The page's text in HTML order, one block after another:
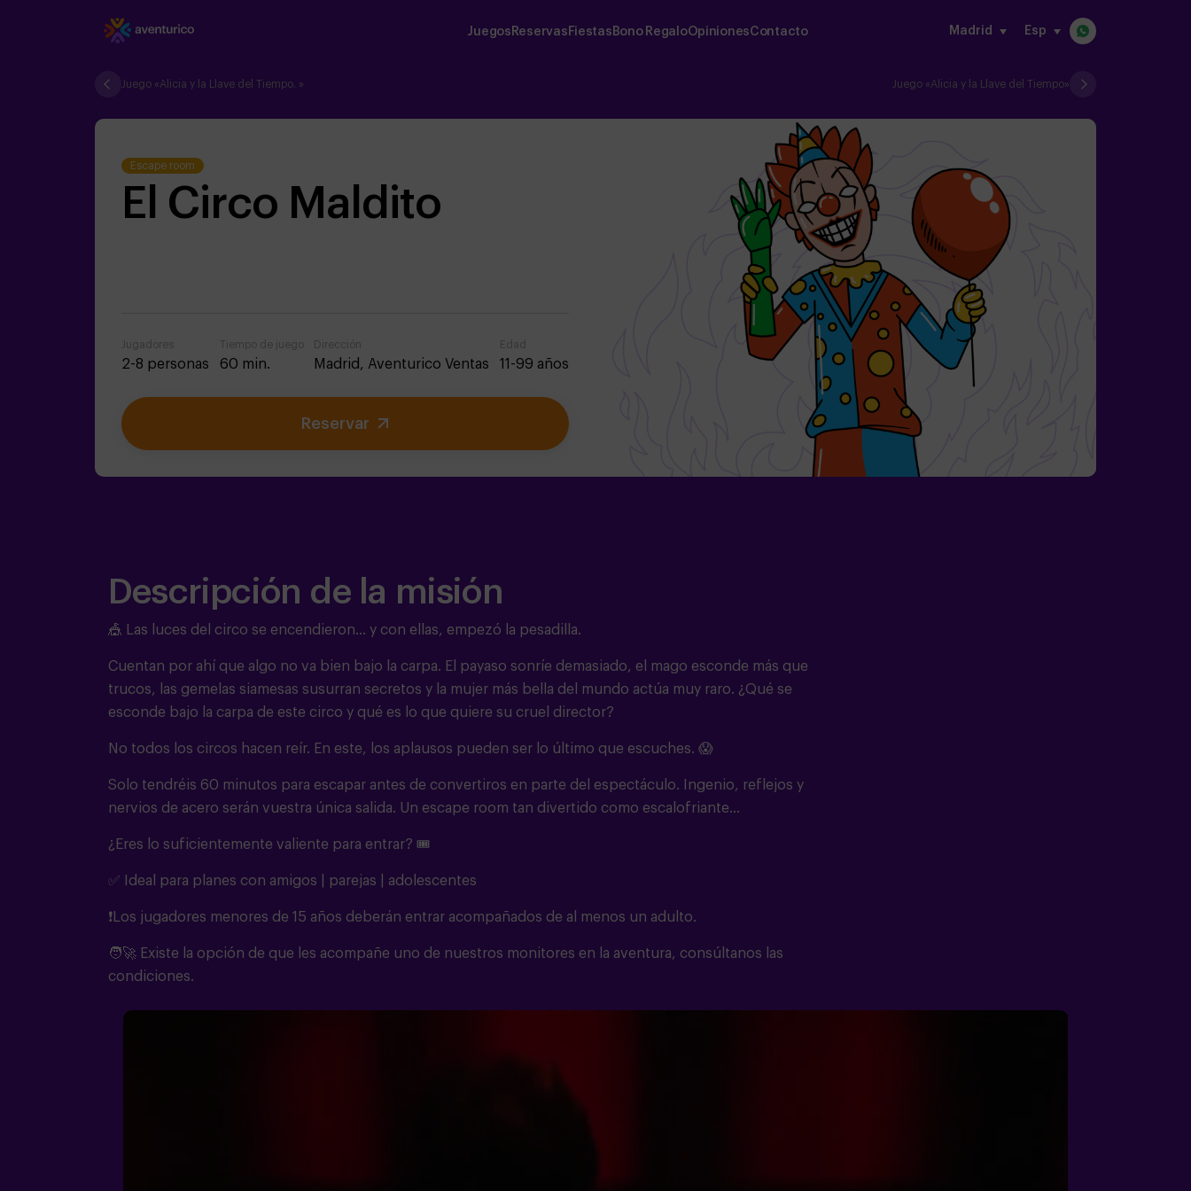
Madrid Esp
Juegos Reservas Fiestas Bono RegaloOpinionesContacto
Juego «Alicia y la Llave del Tiempo. » Juego «Alicia y la Llave del Tiempo»
Escape room
El Circo Maldito
Jugadores
2-8 personas
Tiempo de juego
60 min.
Dirección
Madrid, Aventurico Ventas
Edad
11-99 años
Reservar
Descripción de la misión
🎪 Las luces del circo se encendieron… y con ellas, empezó la pesadilla.
Cuentan por ahí que algo no va bien bajo la carpa. El payaso sonríe demasiado, el mago esconde más que
trucos, las gemelas siamesas susurran secretos y la mujer más bella del mundo actúa muy raro. ¿Qué se
esconde bajo la carpa de este circo y qué es lo que quiere su cruel director?
No todos los circos hacen reír. En este, los aplausos pueden ser lo último que escuches. 😱
Solo tendréis 60 minutos para escapar antes de convertiros en parte del espectáculo. Ingenio, reflejos y
nervios de acero serán vuestra única salida. Un escape room tan divertido como escalofriante...
¿Eres lo suficientemente valiente para entrar? 🎟️
✅ Ideal para planes con amigos | parejas | adolescentes
❗Los jugadores menores de 15 años deberán entrar acompañados de al menos un adulto.
🧑‍🚀 Existe la opción de que les acompañe uno de nuestros monitores en la aventura, consúltanos las
condiciones.